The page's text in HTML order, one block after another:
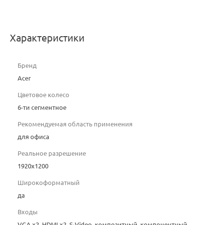
Характеристики
Бренд
Acer
Цветовое колесо
6-ти сегментное
Рекомендуемая область применения
для офиса
Реальное разрешение
1920x1200
Широкоформатный
да
Входы